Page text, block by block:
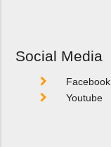
Social Media
Facebook
Youtube